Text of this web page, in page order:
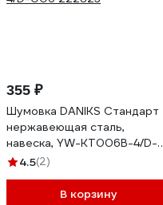
355 ₽
Шумовка DANIKS Стандарт
нержавеющая сталь,
навеска, YW-KT006B-4/D-
006 222823
4.5(2)
В корзину